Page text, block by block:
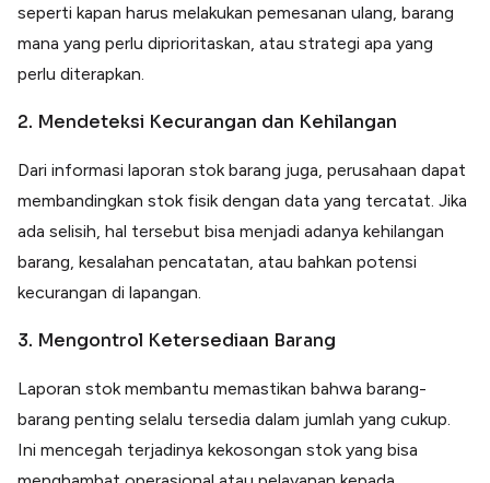
seperti kapan harus melakukan pemesanan ulang, barang
mana yang perlu diprioritaskan, atau strategi apa yang
perlu diterapkan.
2. Mendeteksi Kecurangan dan Kehilangan
Dari informasi laporan stok barang juga, perusahaan dapat
membandingkan stok fisik dengan data yang tercatat. Jika
ada selisih, hal tersebut bisa menjadi adanya kehilangan
barang, kesalahan pencatatan, atau bahkan potensi
kecurangan di lapangan.
3. Mengontrol Ketersediaan Barang
Laporan stok membantu memastikan bahwa barang-
barang penting selalu tersedia dalam jumlah yang cukup.
Ini mencegah terjadinya kekosongan stok yang bisa